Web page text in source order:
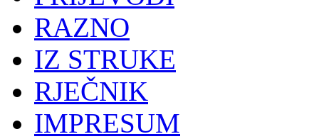
RAZNO
IZ STRUKE
RJEČNIK
IMPRESUM